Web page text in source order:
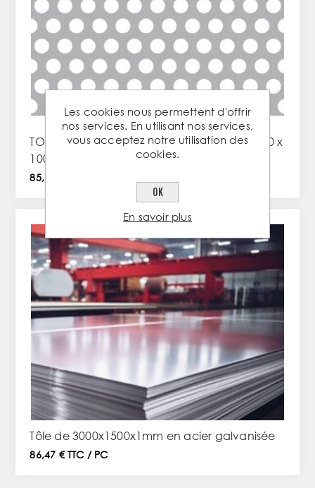
TOLES PERFOREES GALVA - trous ronds - 2000 x
1000 x 2,0 - R5 T8
85,14 € TTC / PC
Tôle de 3000x1500x1mm en acier galvanisée
86,47 € TTC / PC
Les cookies nous permettent d'offrir
nos services. En utilisant nos services,
vous acceptez notre utilisation des
cookies.
OK
En savoir plus